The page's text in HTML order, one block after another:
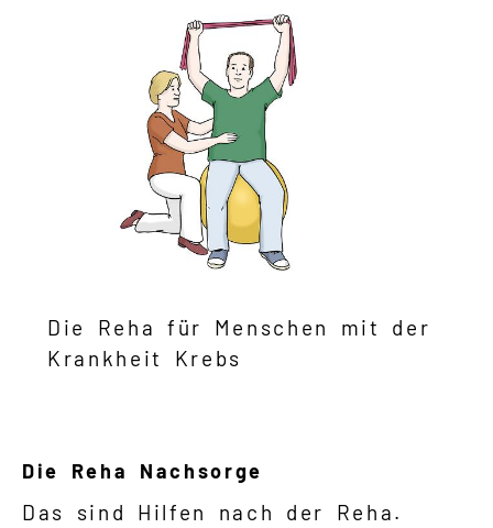
Die Reha für Menschen mit der
Krankheit Krebs
Die Reha Nachsorge
Das sind Hilfen nach der Reha.